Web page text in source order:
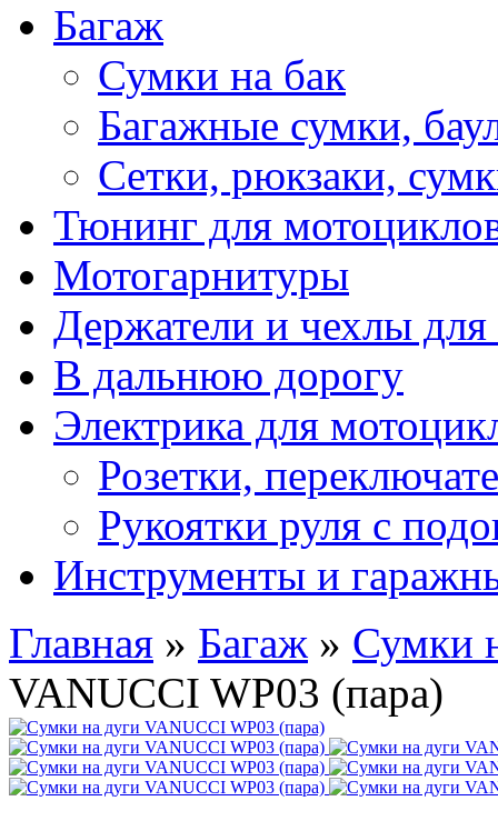
Багаж
Сумки на бак
Багажные сумки,
Сетки, рюкзаки,
Тюнинг для
Мотогарнитуры
Держатели и чехлы
В дальнюю дорогу
Электрика для
Розетки,
Рукоятки руля с
Инструменты и
Главная » Багаж » Сумки
VANUCCI WP03 (пара)